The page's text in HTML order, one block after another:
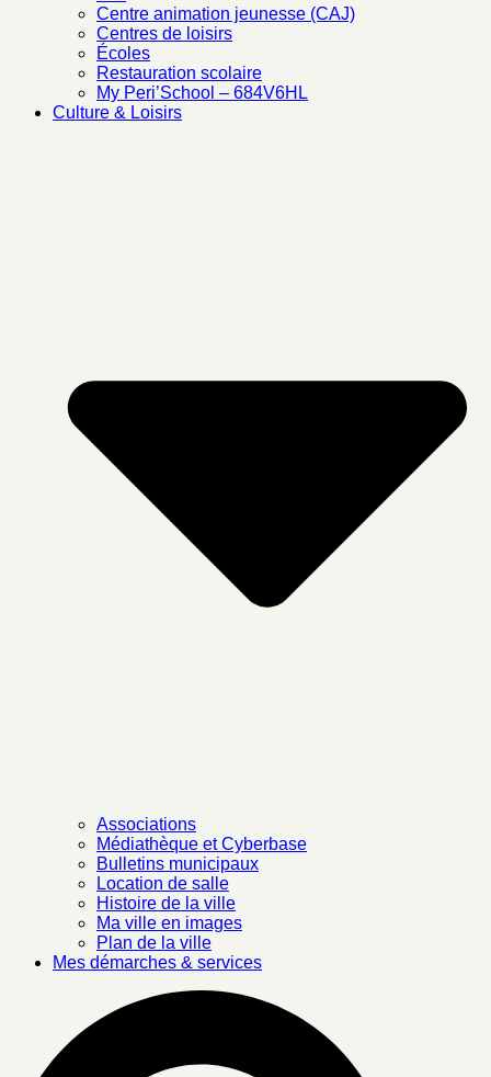
Centre animation jeunesse (CAJ)
Centres de loisirs
Écoles
Restauration scolaire
My Peri’School – 684V6HL
Culture & Loisirs
Associations
Médiathèque et Cyberbase
Bulletins municipaux
Location de salle
Histoire de la ville
Ma ville en images
Plan de la ville
Mes démarches & services